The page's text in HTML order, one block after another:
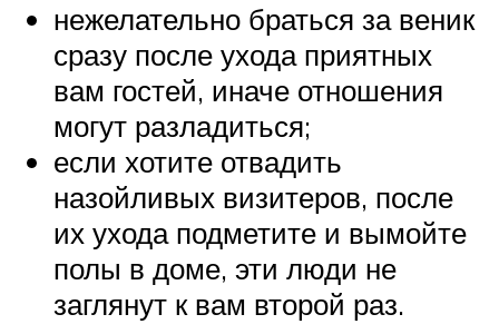
нежелательно браться за веник
сразу после ухода приятных
вам гостей, иначе отношения
могут разладиться;
если хотите отвадить
назойливых визитеров, после
их ухода подметите и вымойте
полы в доме, эти люди не
заглянут к вам второй раз.